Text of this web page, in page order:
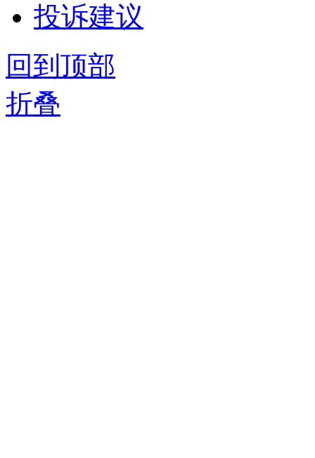
投诉建议
回到顶部
折叠